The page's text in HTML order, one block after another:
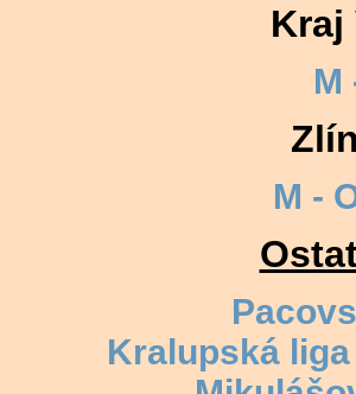
Kraj
M
M -
Kralupská